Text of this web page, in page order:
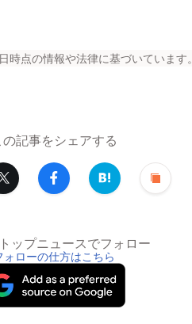
時点の情報や法律に基づいています。
の記事をシェアする
ップニュースでフォロー
ォローの仕方はこちら